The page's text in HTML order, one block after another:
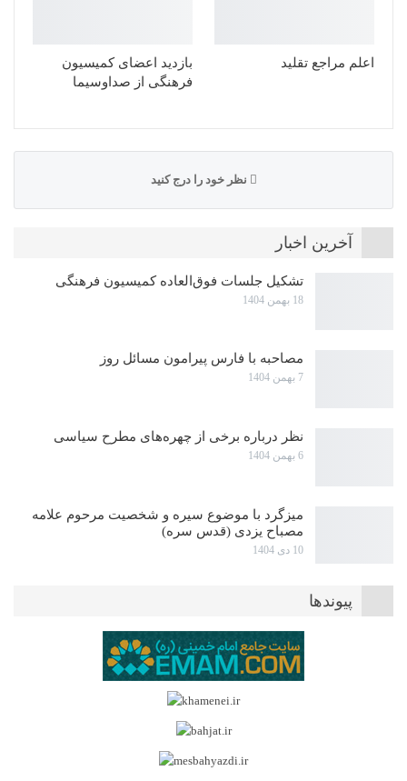
اعلم مراجع تقلید
بازدید اعضای کمیسیون
فرهنگی از صداوسیما
نظر خود را درج کنید
آخرین اخبار
تشکیل جلسات فوق‌العاده کمیسیون فرهنگی
18 بهمن 1404
مصاحبه با فارس پیرامون مسائل روز
7 بهمن 1404
نظر درباره برخی از چهره‌های مطرح سیاسی
6 بهمن 1404
میزگرد با موضوع سیره و شخصیت مرحوم علامه
مصباح یزدی (قدس سره)
10 دی 1404
پیوندها